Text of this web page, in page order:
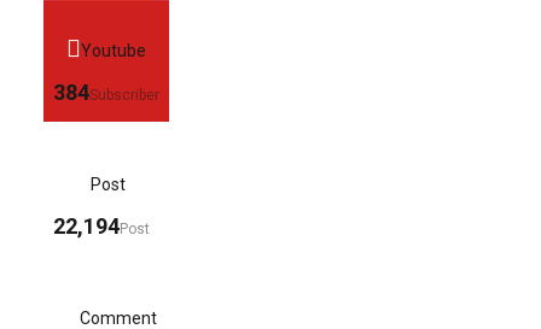
Youtube
384Subscriber
Post
22,194Post
Comment